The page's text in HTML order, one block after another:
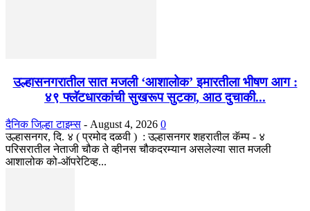
उल्हासनगरातील सात मजली ‘आशालोक’ इमारतीला भीषण आग :
४९ फ्लॅटधारकांची सुखरूप सुटका, आठ दुचाकी...
दैनिक जिल्हा टाइम्स - August 4, 2026 0
उल्हासनगर, दि. ४ ( प्रमोद दळवी ) : उल्हासनगर शहरातील कॅम्प - ४
परिसरातील नेताजी चौक ते व्हीनस चौकदरम्यान असलेल्या सात मजली
आशालोक को-ऑपरेटिव्ह...